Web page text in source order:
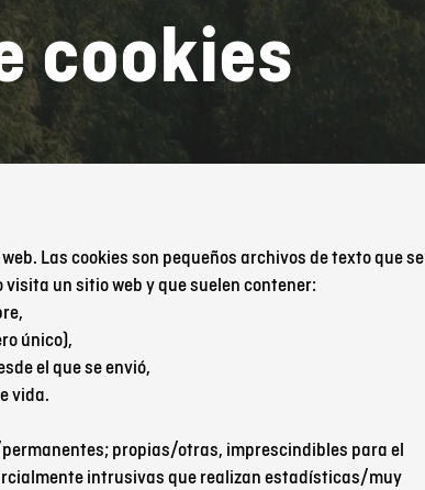
cookies
Las cookies son pequeños archivos de texto que se
un sitio web y que suelen contener:
único),
el que se envió,
vida.
propias/otras, imprescindibles para el
intrusivas que realizan estadísticas/muy